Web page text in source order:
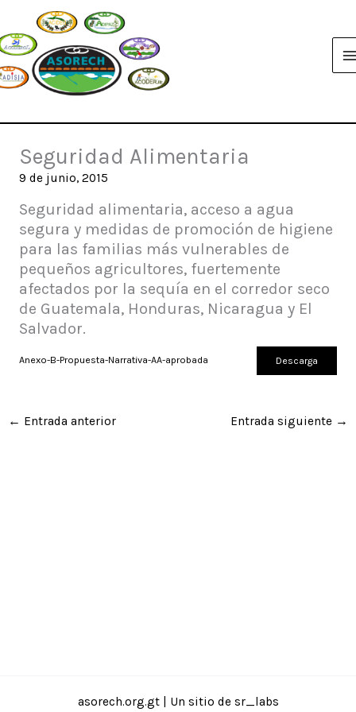
contenido
Seguridad Alimentaria
9 de junio, 2015
Seguridad alimentaria, acceso a agua
segura y medidas de promoción de higiene
para las familias más vulnerables de
pequeños agricultores, fuertemente
afectados por la sequía en el corredor seco
de Guatemala, Honduras, Nicaragua y El
Salvador.
Anexo-B-Propuesta-Narrativa-AA-aprobada Descarga
← Entrada anterior Entrada siguiente →
asorech.org.gt | Un sitio de sr_labs